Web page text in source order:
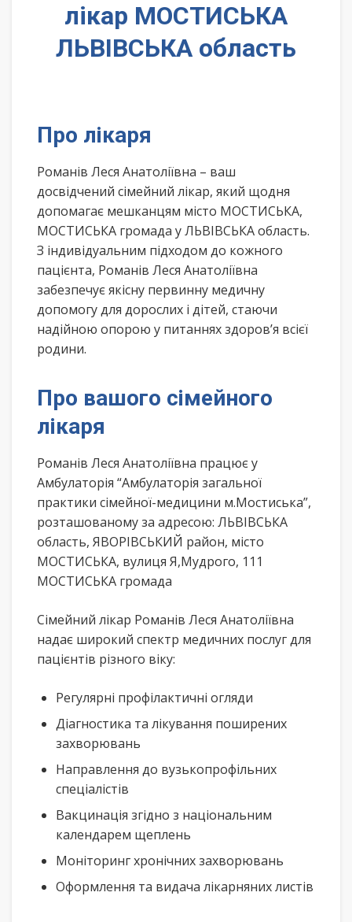
лікар МОСТИСЬКА
ЛЬВІВСЬКА область
Про лікаря
Романів Леся Анатоліївна – ваш
досвідчений сімейний лікар, який щодня
допомагає мешканцям місто МОСТИСЬКА,
МОСТИСЬКА громада у ЛЬВІВСЬКА область.
З індивідуальним підходом до кожного
пацієнта, Романів Леся Анатоліївна
забезпечує якісну первинну медичну
допомогу для дорослих і дітей, стаючи
надійною опорою у питаннях здоров’я всієї
родини.
Про вашого сімейного
лікаря
Романів Леся Анатоліївна працює у
Амбулаторія “Амбулаторія загальної
практики сімейної-медицини м.Мостиська”,
розташованому за адресою: ЛЬВІВСЬКА
область, ЯВОРІВСЬКИЙ район, місто
МОСТИСЬКА, вулиця Я,Мудрого, 111
МОСТИСЬКА громада
Сімейний лікар Романів Леся Анатоліївна
надає широкий спектр медичних послуг для
пацієнтів різного віку:
Регулярні профілактичні огляди
Діагностика та лікування поширених
захворювань
Направлення до вузькопрофільних
спеціалістів
Вакцинація згідно з національним
календарем щеплень
Моніторинг хронічних захворювань
Оформлення та видача лікарняних листів